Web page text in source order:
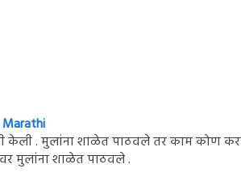
Marathi
केली . मुलांना शाळेत पाठवले तर काम कोण
मुलांना शाळेत पाठवले .